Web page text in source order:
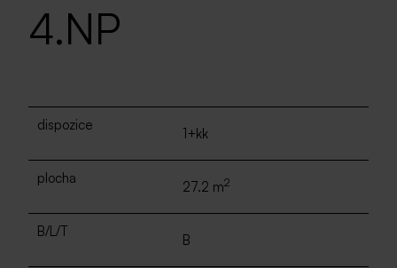
4.NP
dispozice
1+kk
plocha
27.2 m2
B/L/T
B